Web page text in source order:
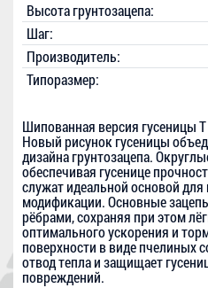
Высота грунтозацепа:
Шаг:
Производитель:
Типоразмер:
Шипованная версия гусеницы
Новый рисунок гусеницы
дизайна грунтозацепа.
обеспечивая гусенице
служат идеальной основой
модификации. Основные
рёбрами, сохраняя при этом
оптимального ускорения и
поверхности в виде пчелиных
отвод тепла и защищает
повреждений.